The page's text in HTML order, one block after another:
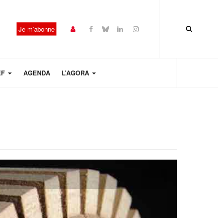
Je m’abonne
AGENDA L’AGORA